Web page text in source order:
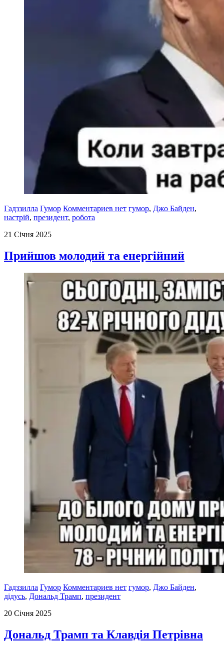
Гадззилла Гумор Комментариев нет гумор, Джо Байден,
настрій, президент, робота
21 Січня 2025
Прийшов молодий та енергійний
Гадззилла Гумор Комментариев нет гумор, Джо Байден,
дідусь, Дональд Трамп, президент
20 Січня 2025
Дональд Трамп та Клавдія Петрівна